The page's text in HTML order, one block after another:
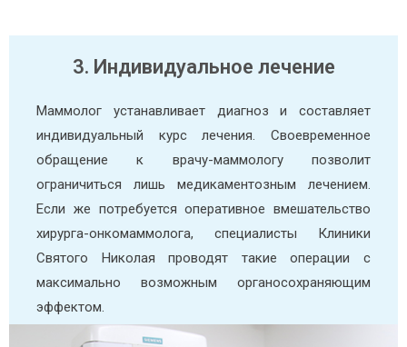
3. Индивидуальное лечение
Маммолог устанавливает диагноз и составляет
индивидуальный курс лечения. Своевременное
обращение к врачу-маммологу позволит
ограничиться лишь медикаментозным лечением.
Если же потребуется оперативное вмешательство
хирурга-онкомаммолога, специалисты Клиники
Святого Николая проводят такие операции с
максимально возможным органосохраняющим
эффектом.